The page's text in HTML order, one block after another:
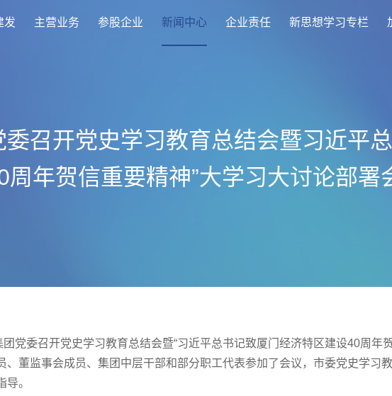
发 主营业务 参股企业 新闻中心 企业责任 新思想学习专栏
委召开党史学习教育总结会暨习近平
周年贺信重要精神”大学习大讨论部署
党委召开党史学习教育总结会暨“习近平总书记致厦门经济特区建设40周年
、董监事会成员、集团中层干部和部分职工代表参加了会议，市委党史学习
。